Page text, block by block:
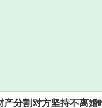
产分割对方坚持不离婚